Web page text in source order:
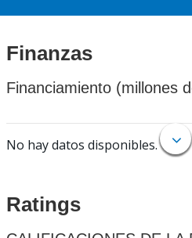
Finanzas
Financiamiento (millones
No hay datos disponibles.
Ratings